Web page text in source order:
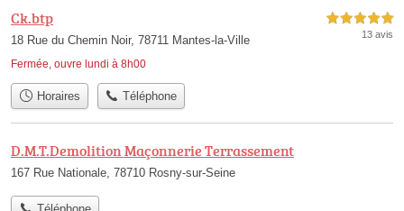
Ck.btp
18 Rue du Chemin Noir, 78711 Mantes-la-Ville
Fermée, ouvre lundi à 8h00
5,0 étoiles sur 5
13 avis
Horaires Téléphone
D.M.T.Demolition Maçonnerie Terrassement
167 Rue Nationale, 78710 Rosny-sur-Seine